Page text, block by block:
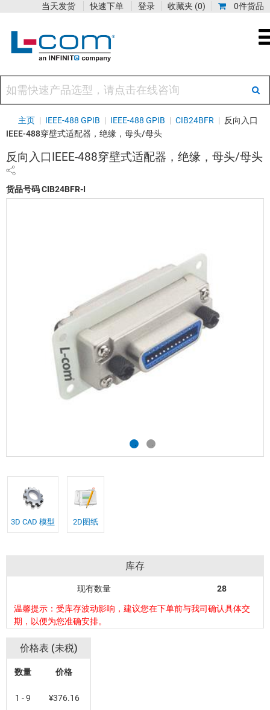
0件货品
收藏夹 (0)
当天发货 快速下单 登录
主页 | IEEE-488 GPIB | IEEE-488 GPIB | CIB24BFR |
反向入口
IEEE-488穿壁式适配器，绝缘，母头/母头
反向入口IEEE-488穿壁式适配器，绝缘，母头/母头
货品号码CIB24BFR-I
3D CAD 模型 2D图纸
库存
现有数量
28
温馨提示：受库存波动影响，建议您在下单前与我司确认具体交
期，以便为您准确安排。
价格表 (未税)
数量 价格
1 - 9 ¥376.16